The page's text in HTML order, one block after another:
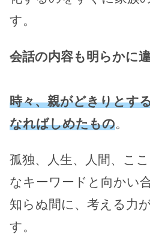
す。
会話の内容も明らかに
時々、親がどきりとす
なればしめたもの。
孤独、人生、人間、こ
なキーワードと向かい
知らぬ間に、考える力
す。